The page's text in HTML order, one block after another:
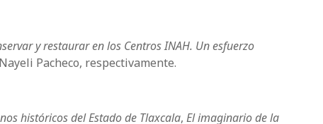
y restaurar en los Centros INAH. Un esfuerzo
Pacheco, respectivamente.
históricos del Estado de Tlaxcala, El imaginario de la